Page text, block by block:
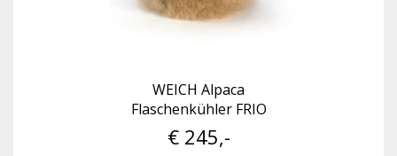
WEICH Alpaca
Flaschenkühler FRIO
€ 245,-